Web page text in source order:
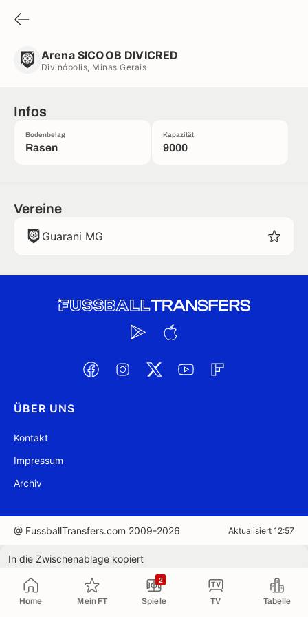
Home Mein FT Spiele
2
TV Tabelle
Arena SICOOB DIVICRED
Divinópolis, Minas Gerais
Infos
Bodenbelag
Rasen
Kapazität
9000
Vereine
Guarani MG
ÜBER UNS
Kontakt
Impressum
Archiv
@ FussballTransfers.com 2009-2026 Aktualisiert 12:57
In die Zwischenablage kopiert